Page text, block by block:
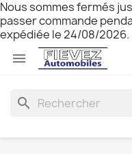
Nous sommes fermés
passer commande
expédiée le 24/08/2026.

search